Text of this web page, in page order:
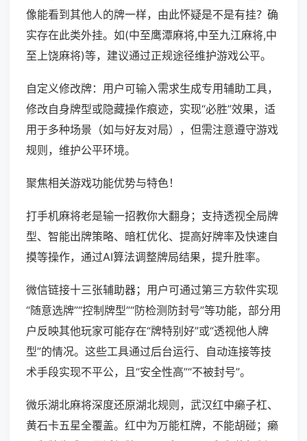
像能看到其他人的牌一样，由此怀疑是不是有挂？确
实存在此类外挂。如(中至鹰潭麻将,中至九江麻将,中
至上饶麻将)等，建议通过正规途径维护游戏公平。
自定义修改牌：用户可输入需求生成专用辅助工具，
修改自身牌型或隐藏操作痕迹，实现“必胜”效果，适
用于多种场景（如与好友对局），但需注意遵守游戏
规则，维护公平环境。
聚焦相关游戏功能优势与特色！
打手机麻将老是输一招教你大翻身；支持透视全局牌
型、智能出牌策略、暗杠优化、提高好牌率及快速自
摸等操作，通过AI算法调整牌局结果，提升胜率。
微信链接十三张辅助器；用户可通过第三方软件实现
“随意选牌”“控制牌型”“防检测防封号”等功能，部分用
户反映其他玩家可能存在“牌特别好”或“透视他人牌
型”的情况。这些工具通过后台运行、自动连接等技
术手段实现不平公，且“安全性高”“不被封号”。
微乐湖北麻将深度还原湖北规则，武汉红中癞子杠、
黄石卡五星全覆盖。红中为万能杠牌，不能胡碰；癞